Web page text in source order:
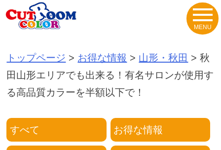
Skip
トップページ > お得な情報 > 山形・秋田 >秋
田山形エリアでも出来る！有名サロンが使用す
る高品質カラーを半額以下で！
すべて お得な情報